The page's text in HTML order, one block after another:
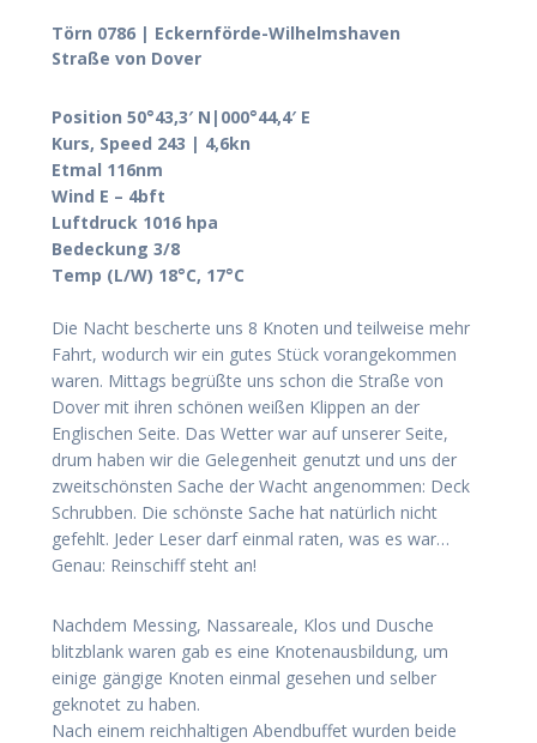
Törn 0786 | Eckernförde-Wilhelmshaven
Straße von Dover
Position 50°43,3′ N|000°44,4′ E
Kurs, Speed 243 | 4,6kn
Etmal 116nm
Wind E – 4bft
Luftdruck 1016 hpa
Bedeckung 3/8
Temp (L/W) 18°C, 17°C
Die Nacht bescherte uns 8 Knoten und teilweise mehr
Fahrt, wodurch wir ein gutes Stück vorangekommen
waren. Mittags begrüßte uns schon die Straße von
Dover mit ihren schönen weißen Klippen an der
Englischen Seite. Das Wetter war auf unserer Seite,
drum haben wir die Gelegenheit genutzt und uns der
zweitschönsten Sache der Wacht angenommen: Deck
Schrubben. Die schönste Sache hat natürlich nicht
gefehlt. Jeder Leser darf einmal raten, was es war…
Genau: Reinschiff steht an!
Nachdem Messing, Nassareale, Klos und Dusche
blitzblank waren gab es eine Knotenausbildung, um
einige gängige Knoten einmal gesehen und selber
geknotet zu haben.
Nach einem reichhaltigen Abendbuffet wurden beide